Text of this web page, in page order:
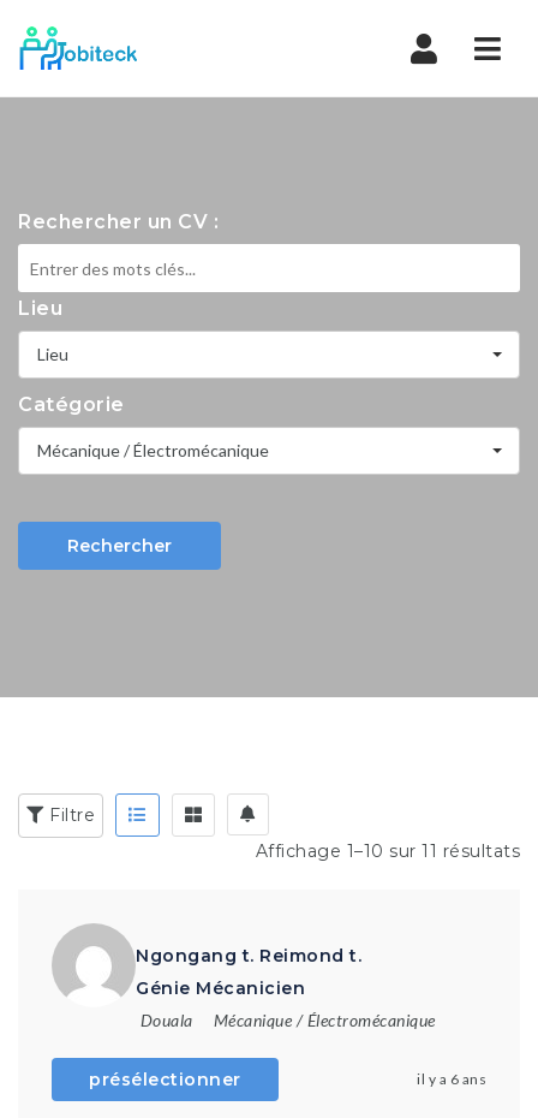
Rechercher un CV :
Lieu
Lieu
Catégorie
Mécanique / Électromécanique
Rechercher
Filtre
Affichage 1–10 sur 11 résultats
Ngongang t. Reimond t.
Génie Mécanicien
Douala Mécanique / Électromécanique
présélectionner il y a 6 ans